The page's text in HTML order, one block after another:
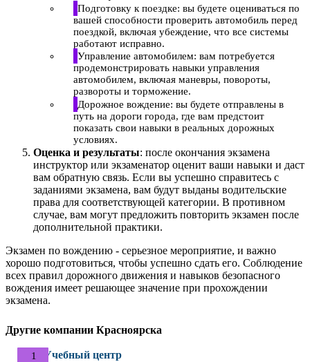
Подготовку к поездке: вы будете оцениваться по
вашей способности проверить автомобиль перед
поездкой, включая убеждение, что все системы
работают исправно.
Управление автомобилем: вам потребуется
продемонстрировать навыки управления
автомобилем, включая маневры, повороты,
развороты и торможение.
Дорожное вождение: вы будете отправлены в
путь на дороги города, где вам предстоит
показать свои навыки в реальных дорожных
условиях.
Оценка и результаты: после окончания экзамена
инструктор или экзаменатор оценит ваши навыки и даст
вам обратную связь. Если вы успешно справитесь с
заданиями экзамена, вам будут выданы водительские
права для соответствующей категории. В противном
случае, вам могут предложить повторить экзамен после
дополнительной практики.
Экзамен по вождению - серьезное мероприятие, и важно
хорошо подготовиться, чтобы успешно сдать его. Соблюдение
всех правил дорожного движения и навыков безопасного
вождения имеет решающее значение при прохождении
экзамена.
Другие компании Красноярска
Учебный центр